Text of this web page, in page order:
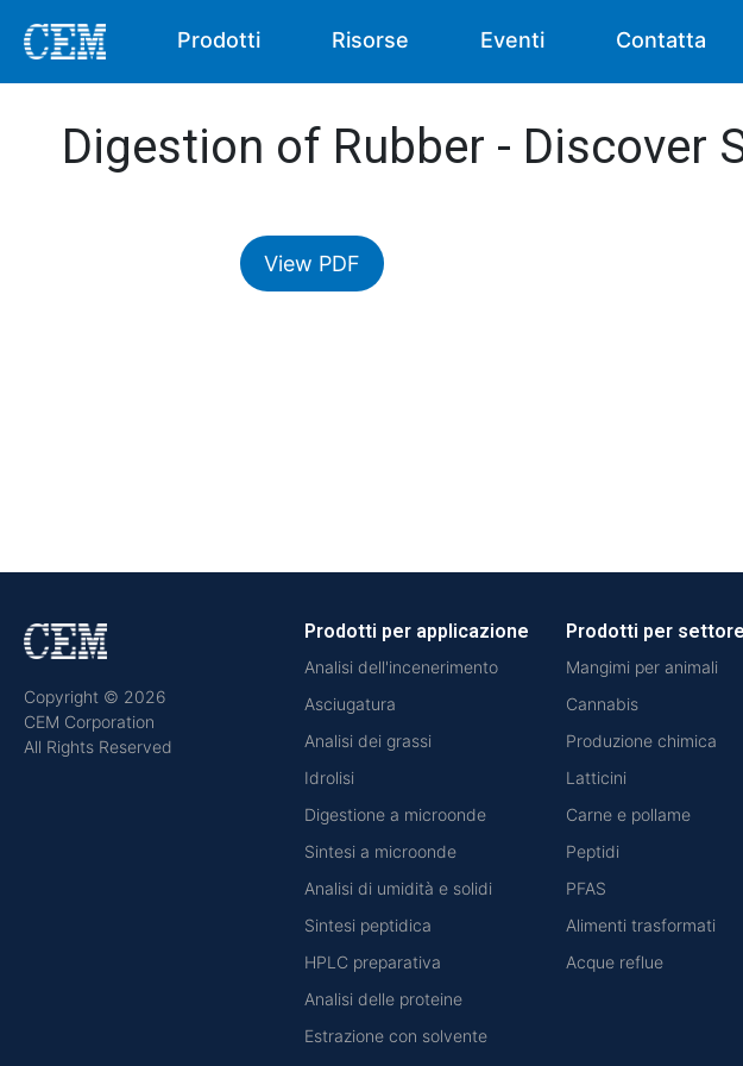
Prodotti Risorse Eventi Contatta
Digestion of Rubber - Discover
View PDF
Copyright © 2026
CEM Corporation
All Rights Reserved
Prodotti per applicazione
Analisi dell'incenerimento
Asciugatura
Analisi dei grassi
Idrolisi
Digestione a microonde
Sintesi a microonde
Analisi di umidità e solidi
Sintesi peptidica
HPLC preparativa
Analisi delle proteine
Estrazione con solvente
Prodotti per settore
Mangimi per animali
Cannabis
Produzione chimica
Latticini
Carne e pollame
Peptidi
PFAS
Alimenti trasformati
Acque reflue